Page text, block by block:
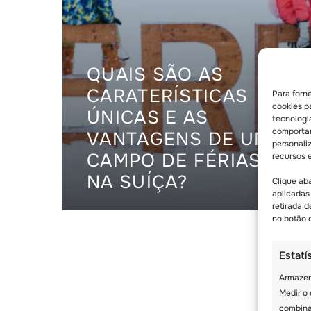
Para
cookies
recursos
Clique
retirada
no botão
Medir o
QUAIS SÃO AS
CARATERÍSTICAS
ÚNICAS E AS
VANTAGENS DE UM
CAMPO DE FÉRIAS
NA SUÍÇA?